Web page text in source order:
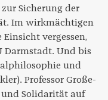
Sicherung der
Im wirkmächtigen
vergessen,
Darmstadt. Und bis
und
Professor Große-
und Solidarität auf